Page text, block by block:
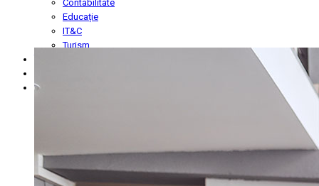
Contabilitate
Educație
IT&C
Turism
Contact